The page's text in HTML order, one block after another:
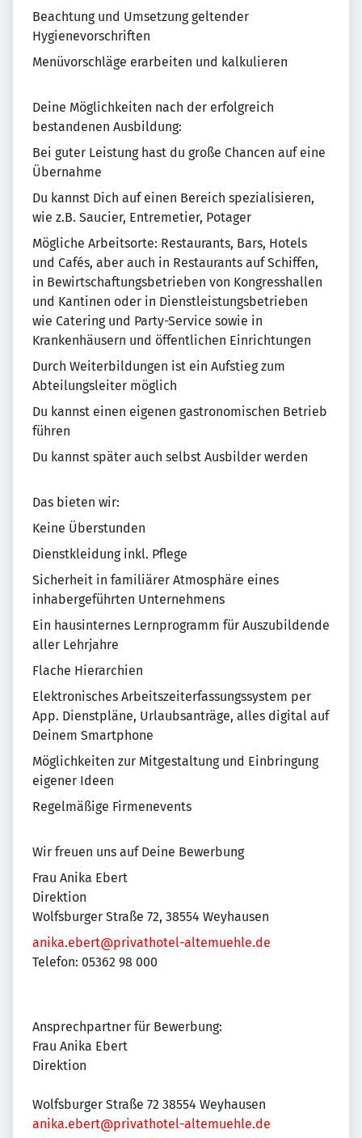
Beachtung und Umsetzung geltender
Hygienevorschriften
Menüvorschläge erarbeiten und kalkulieren
Deine Möglichkeiten nach der erfolgreich
bestandenen Ausbildung:
Bei guter Leistung hast du große Chancen auf eine
Übernahme
Du kannst Dich auf einen Bereich spezialisieren,
wie z.B. Saucier, Entremetier, Potager
Mögliche Arbeitsorte: Restaurants, Bars, Hotels
und Cafés, aber auch in Restaurants auf Schiffen,
in Bewirtschaftungsbetrieben von Kongresshallen
und Kantinen oder in Dienstleistungsbetrieben
wie Catering und Party-Service sowie in
Krankenhäusern und öffentlichen Einrichtungen
Durch Weiterbildungen ist ein Aufstieg zum
Abteilungsleiter möglich
Du kannst einen eigenen gastronomischen Betrieb
führen
Du kannst später auch selbst Ausbilder werden
Das bieten wir:
Keine Überstunden
Dienstkleidung inkl. Pflege
Sicherheit in familiärer Atmosphäre eines
inhabergeführten Unternehmens
Ein hausinternes Lernprogramm für Auszubildende
aller Lehrjahre
Flache Hierarchien
Elektronisches Arbeitszeiterfassungssystem per
App. Dienstpläne, Urlaubsanträge, alles digital auf
Deinem Smartphone
Möglichkeiten zur Mitgestaltung und Einbringung
eigener Ideen
Regelmäßige Firmenevents
Wir freuen uns auf Deine Bewerbung
Frau Anika Ebert
Direktion
Wolfsburger Straße 72, 38554 Weyhausen
anika.ebert@privathotel-altemuehle.de
Telefon: 05362 98 000
Ansprechpartner für Bewerbung:
Frau Anika Ebert
Direktion
Wolfsburger Straße 72 38554 Weyhausen
anika.ebert@privathotel-altemuehle.de